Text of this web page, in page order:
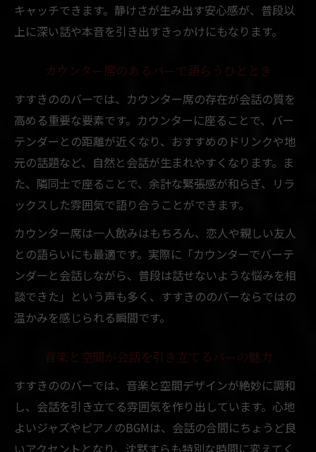
キャッチできます。静けさが生み出す安心感が、普段以
上に深い話や本音を引き出すきっかけにもなります。
カウンター席のあるバーで語らうひととき
すすきののバーでは、カウンター席の存在が会話の質を
高める重要な要素です。カウンターに座ることで、バー
テンダーとの距離が近くなり、おすすめのドリンクや地
元の話題など、自然と会話が生まれやすくなります。ま
た、隣同士で座ることで、余計な緊張感が和らぎ、リラ
ックスした雰囲気で語り合うことができます。
カウンター席は一人飲みはもちろん、恋人や親しい友人
との語らいにも最適です。実際に「カウンターでバーテ
ンダーと会話しながら、普段は話せないような悩みを相
談できた」という声も多く、すすきののバーならではの
温かみを感じられる瞬間です。
音楽と空間が会話を引き立てるバーの魅力
すすきののバーでは、音楽と空間デザインが絶妙に調和
し、会話を引き立てる雰囲気を作り出しています。心地
よいジャズやピアノのBGMは、会話の合間にちょうど良
いアクセントとなり、沈黙すらも特別な時間に変えてく